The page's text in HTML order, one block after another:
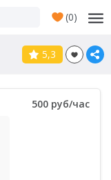
(0)
5,3
500 руб/час